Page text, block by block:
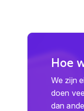
Hoe
We zijn
doen
dan